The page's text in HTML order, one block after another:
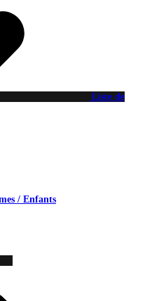
Liste de
/ Enfants